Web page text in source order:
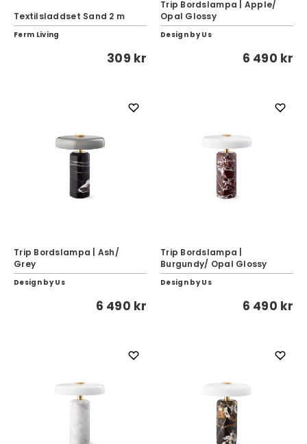
Textilsladdset Sand 2 m
Ferm Living
309 kr
Trip Bordslampa | Apple/
Opal Glossy
Design by Us
6 490 kr
Trip Bordslampa | Ash/
Grey
Design by Us
6 490 kr
Trip Bordslampa |
Burgundy/ Opal Glossy
Design by Us
6 490 kr